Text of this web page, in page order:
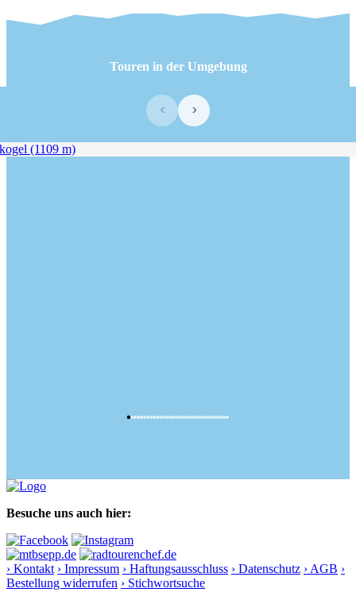
Touren in der Umgebung
‹ ›
Besuche uns auch hier:
› Kontakt › Impressum › Haftungsausschluss › Datenschutz › AGB ›
Bestellung widerrufen › Stichwortsuche